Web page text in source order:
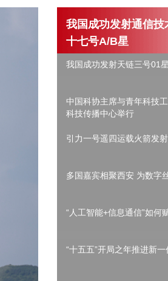
我国成功发射通信技
十七号A/B星
我国成功发射天链三号01星
中国科协主席与青年科技
科技传播中心举行
引力一号遥四运载火箭发
多国嘉宾相聚西安 为数字
“人工智能+信息通信”如何
“十五五”开局之年推进新